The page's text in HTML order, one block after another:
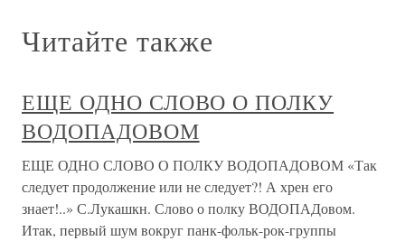
Читайте также
ЕЩЕ ОДНО СЛОВО О ПОЛКУ
ВОДОПАДОВОМ
ЕЩЕ ОДНО СЛОВО О ПОЛКУ ВОДОПАДОВОМ «Так
следует продолжение или не следует?! А хрен его
знает!..» С.Лукашкн. Слово о полку ВОДОПАДовом.
Итак, первый шум вокруг панк-фольк-рок-группы